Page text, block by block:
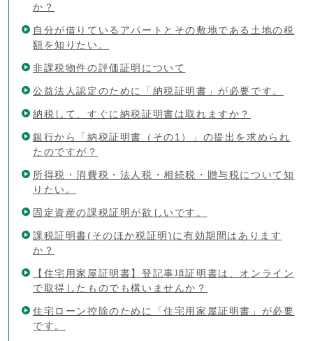
か？
自分が借りているアパートとその敷地である土地の税
額を知りたい。
非課税物件の評価証明について
公益法人認定のために「納税証明書」が必要です。
納税して、すぐに納税証明書は取れますか？
銀行から「納税証明書（その1）」の提出を求められ
たのですが？
所得税・消費税・法人税・相続税・贈与税について知
りたい。
固定資産の課税証明が欲しいです。
課税証明書(そのほか税証明)に有効期間はあります
か？
【住宅用家屋証明書】登記事項証明書は、オンライン
で取得したものでも構いませんか？
住宅ローン控除のために「住宅用家屋証明書」が必要
です。